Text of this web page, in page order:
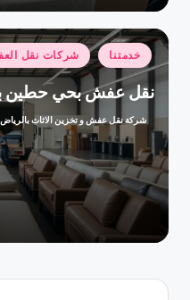
نُشر
في
خدمتنا شركات نقل
نقل عفش بحي حطين
تمّ
النشر
بواسطة
شركة نقل عفش و تخزين الاثاث بالرياض